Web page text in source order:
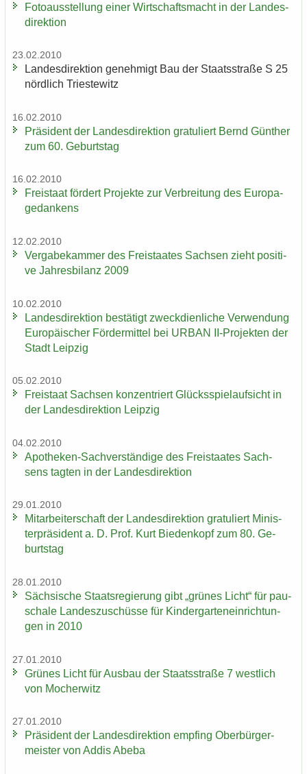
Fo­to­aus­stel­lung einer Wirt­schafts­macht in der Lan­des­
di­rek­ti­on
23.02.2010
Lan­des­di­rek­ti­on ge­neh­migt Bau der Staats­stra­ße S 25
nörd­lich Tri­es­te­witz
16.02.2010
Prä­si­dent der Lan­des­di­rek­ti­on gra­tu­liert Bernd Gün­ther
zum 60. Ge­burts­tag
16.02.2010
Frei­staat för­dert Pro­jek­te zur Ver­brei­tung des Eu­ro­pa­
ge­dan­kens
12.02.2010
Ver­ga­be­kam­mer des Frei­staa­tes Sach­sen zieht po­si­ti­
ve Jah­res­bi­lanz 2009
10.02.2010
Lan­des­di­rek­ti­on be­stä­tigt zweck­dien­li­che Ver­wen­dung
Eu­ro­päi­scher För­der­mit­tel bei URBAN II-​Projekten der
Stadt Leip­zig
05.02.2010
Frei­staat Sach­sen kon­zen­triert Glücks­spiel­auf­sicht in
der Lan­des­di­rek­ti­on Leip­zig
04.02.2010
Apotheken-​Sachverständige des Frei­staa­tes Sach­
sens tag­ten in der Lan­des­di­rek­ti­on
29.01.2010
Mit­ar­bei­ter­schaft der Lan­des­di­rek­ti­on gra­tu­liert Mi­nis­
ter­prä­si­dent a. D. Prof. Kurt Bie­den­kopf zum 80. Ge­
burts­tag
28.01.2010
Säch­si­sche Staats­re­gie­rung gibt „grü­nes Licht“ für pau­
scha­le Lan­des­zu­schüs­se für Kin­der­gar­ten­ein­rich­tun­
gen in 2010
27.01.2010
Grü­nes Licht für Aus­bau der Staats­stra­ße 7 west­lich
von Mo­cher­witz
27.01.2010
Prä­si­dent der Lan­des­di­rek­ti­on emp­fing Ober­bür­ger­
meis­ter von Addis Abeba